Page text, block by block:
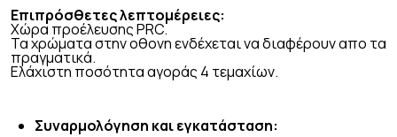
Επιπρόσθετες λεπτομέρειες:
Χώρα προέλευσης PRC.
Τα χρώματα στην οθονη ενδέχεται να διαφέρουν απο τα
πραγματικά.
Ελάχιστη ποσότητα αγοράς 4 τεμαχίων.
Συναρμολόγηση και εγκατάσταση: